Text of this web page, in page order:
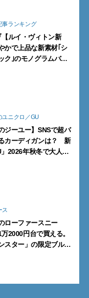
事ランキング
ルイ・ヴィトン新
かで上品な新素材｢シ
ク｣のモノグラムバッ
ユニクロ／GU
ジーユー】SNSで超バ
カーディガンは？ 新
2026年秋冬で大人メ
ス
ローファースニー
2000円台で買える。
スター」の限定ブルー